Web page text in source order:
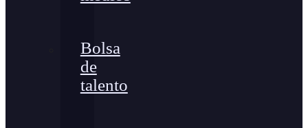
Bolsa
de
talento